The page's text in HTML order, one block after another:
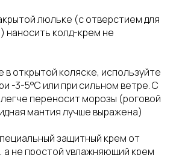
люльке (с отверстием для
наносить колд-крем не
открытой коляске, используйте
-3-5°С или при сильном ветре. С
переносит морозы (роговой
мантия лучше выражена)
защитный крем от
а не простой увлажняющий крем